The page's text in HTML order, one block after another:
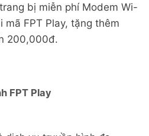
bị miễn phí Modem Wi-
mã FPT Play, tặng thêm
200,000đ.
FPT Play